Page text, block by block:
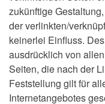
zukünftige
der verlinkten/
keinerlei Einfluss.
ausdrücklich von
Seiten, die nach der
Feststellung gilt für
Internetangebotes